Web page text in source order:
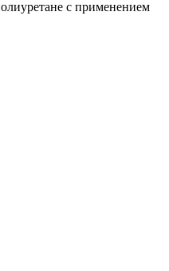
с применением